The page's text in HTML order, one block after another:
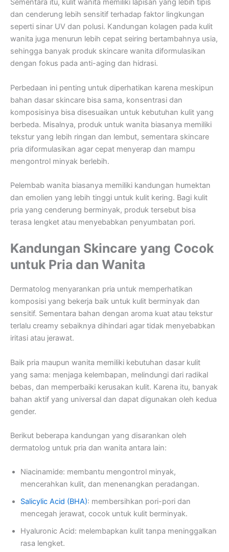
Sementara itu, kulit wanita memiliki lapisan yang lebih tipis
dan cenderung lebih sensitif terhadap faktor lingkungan
seperti sinar UV dan polusi. Kandungan kolagen pada kulit
wanita juga menurun lebih cepat seiring bertambahnya usia,
sehingga banyak produk skincare wanita diformulasikan
dengan fokus pada anti-aging dan hidrasi.
Perbedaan ini penting untuk diperhatikan karena meskipun
bahan dasar skincare bisa sama, konsentrasi dan
komposisinya bisa disesuaikan untuk kebutuhan kulit yang
berbeda. Misalnya, produk untuk wanita biasanya memiliki
tekstur yang lebih ringan dan lembut, sementara skincare
pria diformulasikan agar cepat menyerap dan mampu
mengontrol minyak berlebih.
Pelembab wanita biasanya memiliki kandungan humektan
dan emolien yang lebih tinggi untuk kulit kering. Bagi kulit
pria yang cenderung berminyak, produk tersebut bisa
terasa lengket atau menyebabkan penyumbatan pori.
Kandungan Skincare yang Cocok
untuk Pria dan Wanita
Dermatolog menyarankan pria untuk memperhatikan
komposisi yang bekerja baik untuk kulit berminyak dan
sensitif. Sementara bahan dengan aroma kuat atau tekstur
terlalu creamy sebaiknya dihindari agar tidak menyebabkan
iritasi atau jerawat.
Baik pria maupun wanita memiliki kebutuhan dasar kulit
yang sama: menjaga kelembapan, melindungi dari radikal
bebas, dan memperbaiki kerusakan kulit. Karena itu, banyak
bahan aktif yang universal dan dapat digunakan oleh kedua
gender.
Berikut beberapa kandungan yang disarankan oleh
dermatolog untuk pria dan wanita antara lain:
Niacinamide: membantu mengontrol minyak,
mencerahkan kulit, dan menenangkan peradangan.
Salicylic Acid (BHA): membersihkan pori-pori dan
mencegah jerawat, cocok untuk kulit berminyak.
Hyaluronic Acid: melembapkan kulit tanpa meninggalkan
rasa lengket.